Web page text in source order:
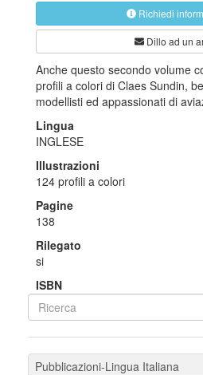
Richiedi
Dillo ad un
Anche questo secondo volume
profili a colori di Claes Sundin,
modellisti ed appassionati di
Lingua
INGLESE
Illustrazioni
124 profili a colori
Pagine
138
Rilegato
si
ISBN
Pubblicazioni-Lingua Italiana